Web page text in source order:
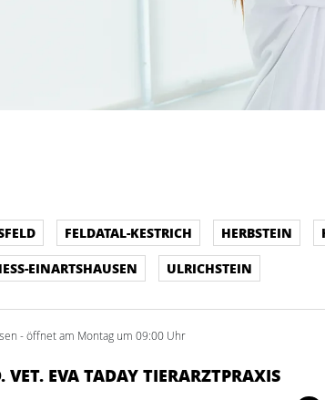
FELDATAL-KESTRICH HERBSTEIN
EINARTSHAUSEN
ULRICHSTEIN
- öffnet am Montag um 09:00 Uhr
VET. EVA TADAY TIERARZTPRAXIS